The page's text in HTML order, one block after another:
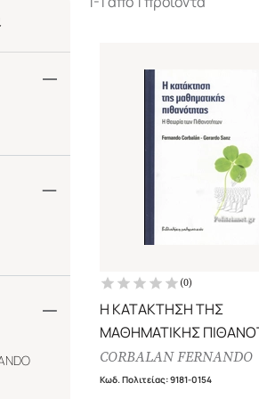
(0)
Η ΚΑΤΑΚΤΗΣΗ ΤΗΣ
ΜΑΘΗΜΑΤΙΚΗΣ
Η ΘΕΩΡΙΑ ΤΩΝ
CORBALAN FERNANDO
Κωδ. Πολιτείας:9181-0154